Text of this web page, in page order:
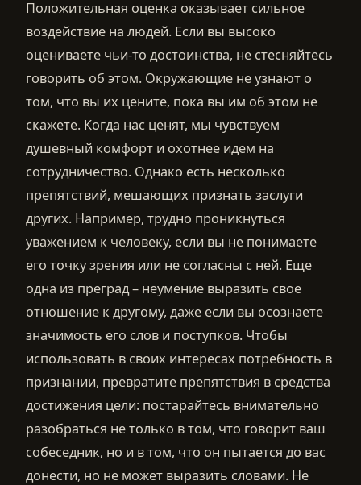
Положительная оценка оказывает сильное
воздействие на людей. Если вы высоко
оцениваете чьи-то достоинства, не стесняйтесь
говорить об этом. Окружающие не узнают о
том, что вы их цените, пока вы им об этом не
скажете. Когда нас ценят, мы чувствуем
душевный комфорт и охотнее идем на
сотрудничество. Однако есть несколько
препятствий, мешающих признать заслуги
других. Например, трудно проникнуться
уважением к человеку, если вы не понимаете
его точку зрения или не согласны с ней. Еще
одна из преград – неумение выразить свое
отношение к другому, даже если вы осознаете
значимость его слов и поступков. Чтобы
использовать в своих интересах потребность в
признании, превратите препятствия в средства
достижения цели: постарайтесь внимательно
разобраться не только в том, что говорит ваш
собеседник, но и в том, что он пытается до вас
донести, но не может выразить словами. Не